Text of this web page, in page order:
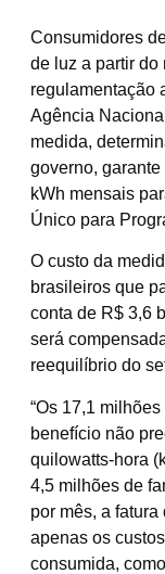
Consumidores
de luz a partir do
regulamentação
Agência
medida,
governo,
kWh mensais
Único para
O custo da
brasileiros que
conta de R$ 3,6
será
reequilíbrio do
“Os 17,1
benefício não
quilowatts-hora
4,5 milhões de
por mês, a
apenas os
consumida,